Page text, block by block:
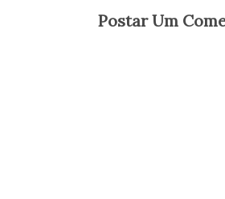
Postar Um